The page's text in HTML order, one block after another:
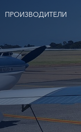
ПРОИЗВОДИТЕЛИ